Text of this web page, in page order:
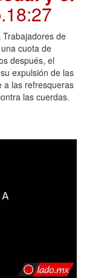
.18:27
Trabajadores de
cuota de
después, el
expulsión de las
a las refresqueras
las cuerdas.